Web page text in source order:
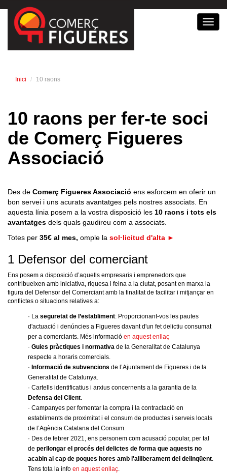
Inici 10 raons
10 raons per fer-te soci
de Comerç Figueres
Associació
Des de Comerç Figueres Associació ens esforcem en oferir un
bon servei i uns acurats avantatges pels nostres associats. En
aquesta línia posem a la vostra disposició les 10 raons i tots els
avantatges dels quals gaudireu com a associats.
Totes per 35€ al mes, omple la sol·licitud d'alta ►
1 Defensor del comerciant
Ens posem a disposició d’aquells empresaris i emprenedors que
contribueixen amb iniciativa, riquesa i feina a la ciutat, posant en marxa la
figura del Defensor del Comerciant amb la finalitat de facilitar i mitjançar en
conflictes o situacions relatives a:
· La seguretat de l’establiment: Proporcionant-vos les pautes
d'actuació i denúncies a Figueres davant d'un fet delictiu consumat
per a comerciants. Més informació en aquest enllaç
· Guies pràctiques i normativa de la Generalitat de Catalunya
respecte a horaris comercials.
· Informació de subvencions de l’Ajuntament de Figueres i de la
Generalitat de Catalunya.
· Cartells identificatius i arxius concernents a la garantia de la
Defensa del Client.
· Campanyes per fomentar la compra i la contractació en
establiments de proximitat i el consum de productes i serveis locals
de l’Agència Catalana del Consum.
· Des de febrer 2021, ens personem com acusació popular, per tal
de perllongar el procés del delictes de forma que aquests no
acabin al cap de poques hores amb l'alliberament del delinqüent.
Tens tota la info en aquest enllaç.